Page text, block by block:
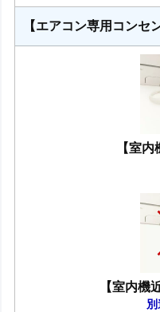
【エアコン専用コンセ
【室
【室内機
別